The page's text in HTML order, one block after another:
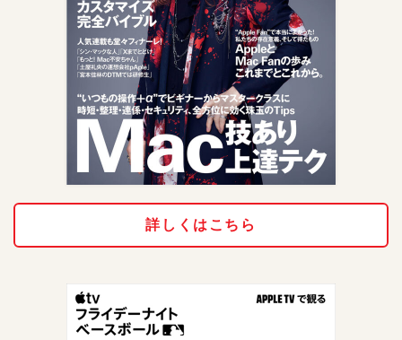
詳しくはこちら